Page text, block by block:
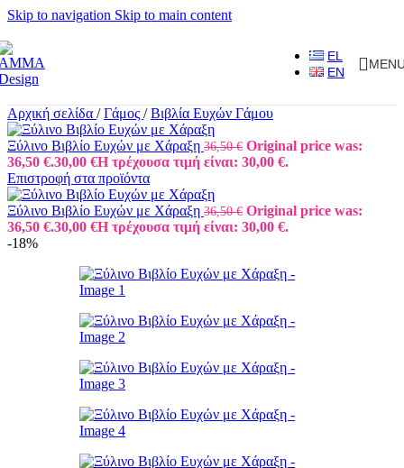
Skip to navigation Skip to main content
EL
EN
Αρχική σελίδα / Γάμος / Βιβλία Ευχών Γάμου
Ξύλινο Βιβλίο Ευχών με Χάραξη 36,50€ Original price was:
36,50 €.30,00 €Η τρέχουσα τιμή είναι: 30,00 €.
Επιστροφή στα προϊόντα
Ξύλινο Βιβλίο Ευχών με Χάραξη 36,50€ Original price was:
36,50 €.30,00 €Η τρέχουσα τιμή είναι: 30,00 €.
-18%